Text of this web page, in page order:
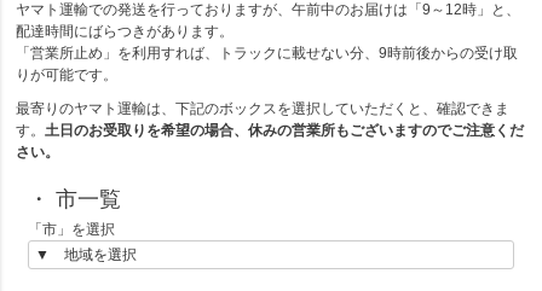
ヤマト運輸での発送を行っておりますが、午前中のお届けは「9～12時」と、
配達時間にばらつきがあります。
「営業所止め」を利用すれば、トラックに載せない分、9時前後からの受け取
りが可能です。
最寄りのヤマト運輸は、下記のボックスを選択していただくと、確認できま
す。土日のお受取りを希望の場合、休みの営業所もございますのでご注意くだ
さい。
・ 市一覧
「市」を選択